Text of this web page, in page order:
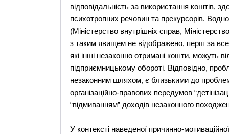
відповідальність за використання коштів,
психотропних речовин та прекурсорів.
(Міністерство внутрішніх справ,
з таким явищем не відображено, перш за все
які інші незаконно отримані кошти, можуть
підприємницькому обороті. Відповідно,
незаконним шляхом, є близькими до
організаційно-правових передумов
“відмиванням” доходів незаконного
У контексті наведеної причинно-